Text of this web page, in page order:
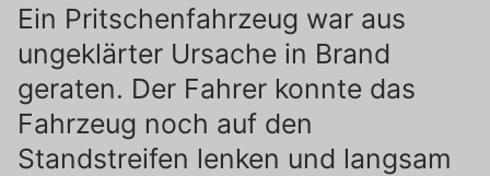
Ein Pritschenfahrzeug war aus
ungeklärter Ursache in Brand
geraten. Der Fahrer konnte das
Fahrzeug noch auf den
Standstreifen lenken und langsam